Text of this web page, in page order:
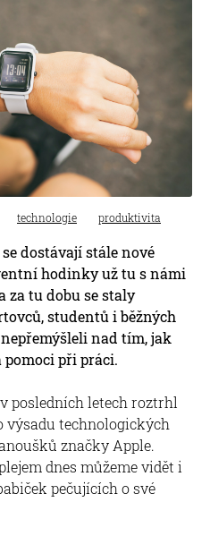
technologie produktivita
dostávají stále nové
hodinky už tu s námi
za tu dobu se staly
studentů i běžných
nad tím, jak
pomoci při práci.
posledních letech roztrhl
výsadu technologických
značky Apple.
dnes můžeme vidět i
pečujících o své